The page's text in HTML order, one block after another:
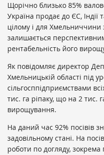
Щорічно близько 85%
Україна продає до ЄС,
цілому і для
залишається
рентабельність його
Як повідомляє директор
Хмельницькій області під
сільгосппідприємствами
тис. га ріпаку, що на 2 тис.
вирощування.
На даний час 92% посівів
задовільному стані. На
роботи по догляду,